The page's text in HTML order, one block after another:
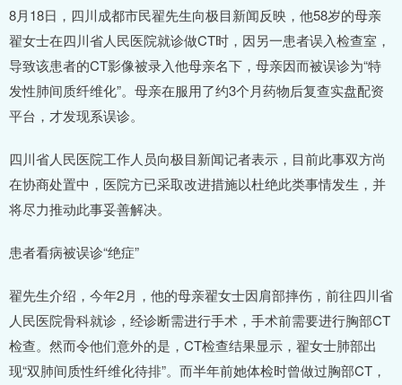
8月18日，四川成都市民翟先生向极目新闻反映，他58岁的母亲
翟女士在四川省人民医院就诊做CT时，因另一患者误入检查室，
导致该患者的CT影像被录入他母亲名下，母亲因而被误诊为“特
发性肺间质纤维化”。母亲在服用了约3个月药物后复查实盘配资
平台，才发现系误诊。
四川省人民医院工作人员向极目新闻记者表示，目前此事双方尚
在协商处置中，医院方已采取改进措施以杜绝此类事情发生，并
将尽力推动此事妥善解决。
患者看病被误诊“绝症”
翟先生介绍，今年2月，他的母亲翟女士因肩部摔伤，前往四川省
人民医院骨科就诊，经诊断需进行手术，手术前需要进行胸部CT
检查。然而令他们意外的是，CT检查结果显示，翟女士肺部出
现“双肺间质性纤维化待排”。而半年前她体检时曾做过胸部CT，